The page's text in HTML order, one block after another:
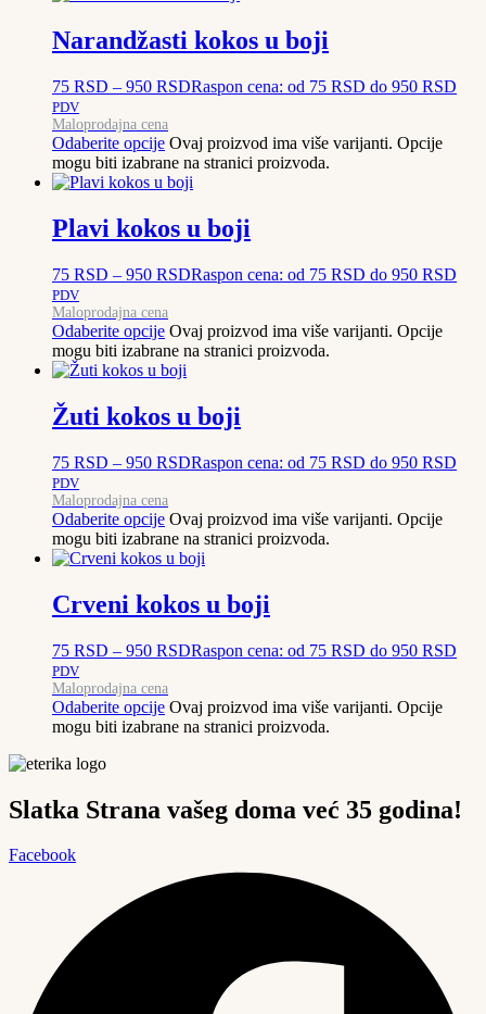
Narandžasti kokos u boji
75 RSD – 950 RSDRaspon cena: od 75 RSD do 950 RSD
PDV
Maloprodajna cena
Odaberite opcije Ovaj proizvod ima više varijanti. Opcije
mogu biti izabrane na stranici proizvoda.
Plavi kokos u boji
75 RSD – 950 RSDRaspon cena: od 75 RSD do 950 RSD
PDV
Maloprodajna cena
Odaberite opcije Ovaj proizvod ima više varijanti. Opcije
mogu biti izabrane na stranici proizvoda.
Žuti kokos u boji
75 RSD – 950 RSDRaspon cena: od 75 RSD do 950 RSD
PDV
Maloprodajna cena
Odaberite opcije Ovaj proizvod ima više varijanti. Opcije
mogu biti izabrane na stranici proizvoda.
Crveni kokos u boji
75 RSD – 950 RSDRaspon cena: od 75 RSD do 950 RSD
PDV
Maloprodajna cena
Odaberite opcije Ovaj proizvod ima više varijanti. Opcije
mogu biti izabrane na stranici proizvoda.
Slatka Strana vašeg doma već 35 godina!
Facebook